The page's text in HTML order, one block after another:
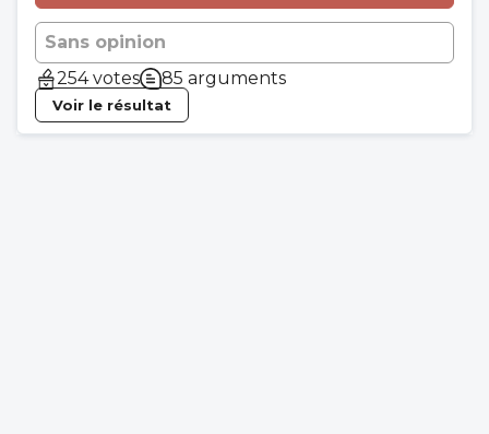
Sans opinion
254 votes
85 arguments
Voir le résultat